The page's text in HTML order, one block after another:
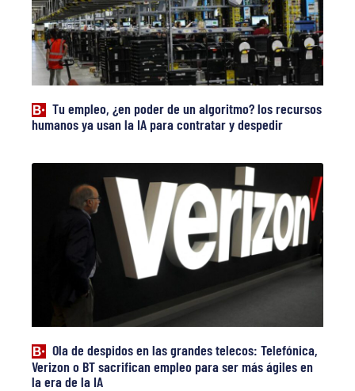
Tu empleo, ¿en poder de un algoritmo? los recursos
humanos ya usan la IA para contratar y despedir
Ola de despidos en las grandes telecos: Telefónica,
Verizon o BT sacrifican empleo para ser más ágiles en
la era de la IA